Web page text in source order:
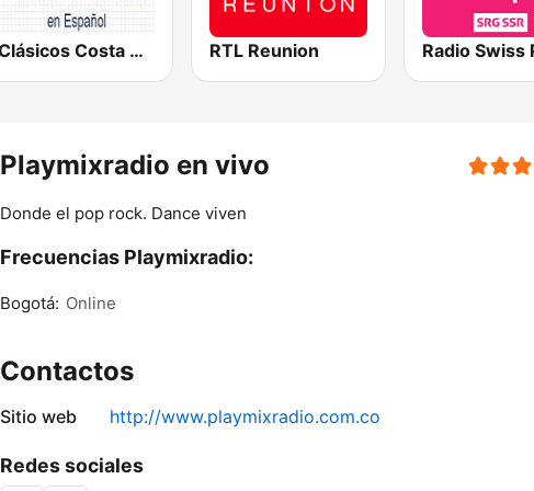
Clásicos Costa Rica Español RTL Reunion Radio Swiss
Playmixradio en vivo
Donde el pop rock. Dance viven
Frecuencias Playmixradio:
Bogotá: Online
Contactos
Sitio web http://www.playmixradio.com.co
Redes sociales